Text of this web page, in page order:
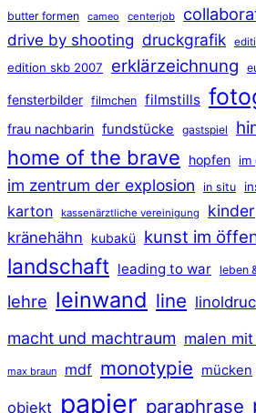
butter formen cameo centerjob
drive by shooting druckgrafik
edition skb 2007 erklärzeichnung
fensterbilder filmchen filmstills
frau nachbarin fundstücke gastspiel
home of the brave hopfen im
im zentrum der explosion in situ
karton kassenärztliche vereinigung kinder
kränehähn kubakü kunst im
landschaft leading to war leben
lehre leinwand line
macht und machtraum malen
max braun mdf monotypie mücken
objekt papier paraphrase